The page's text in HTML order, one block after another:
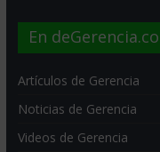
En
Artículos de Gerencia
Noticias de Gerencia
Videos de Gerencia